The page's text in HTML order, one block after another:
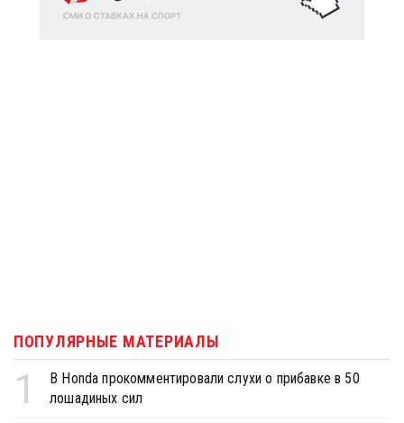
ПОПУЛЯРНЫЕ МАТЕРИАЛЫ
1
В Honda прокомментировали слухи о прибавке в 50
лошадиных сил